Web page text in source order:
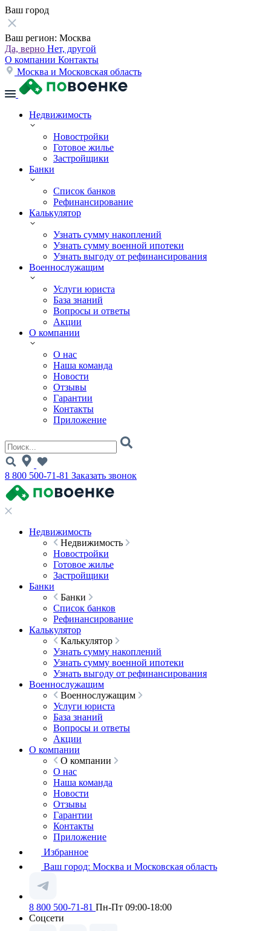
Ваш город
Ваш регион: Москва
Да, верно Нет, другой
О компании Контакты
Москва и Московская область
Недвижимость
Новостройки
Готовое жилье
Застройщики
Банки
Список банков
Рефинансирование
Калькулятор
Узнать сумму накоплений
Узнать сумму военной ипотеки
Узнать выгоду от рефинансирования
Военнослужащим
Услуги юриста
База знаний
Вопросы и ответы
Акции
О компании
О нас
Наша команда
Новости
Отзывы
Гарантии
Контакты
Приложение
8 800 500-71-81 Заказать звонок
Недвижимость
Недвижимость
Новостройки
Готовое жилье
Застройщики
Банки
Банки
Список банков
Рефинансирование
Калькулятор
Калькулятор
Узнать сумму накоплений
Узнать сумму военной ипотеки
Узнать выгоду от рефинансирования
Военнослужащим
Военнослужащим
Услуги юриста
База знаний
Вопросы и ответы
Акции
О компании
О компании
О нас
Наша команда
Новости
Отзывы
Гарантии
Контакты
Приложение
Избранное
Ваш город: Москва и Московская область
8 800 500-71-81 Пн-Пт 09:00-18:00
Соцсети